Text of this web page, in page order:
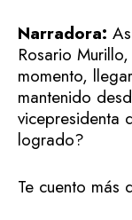
Narradora:
Rosario
momento,
mantenido
vicepresidenta
logrado?
Te cuento más